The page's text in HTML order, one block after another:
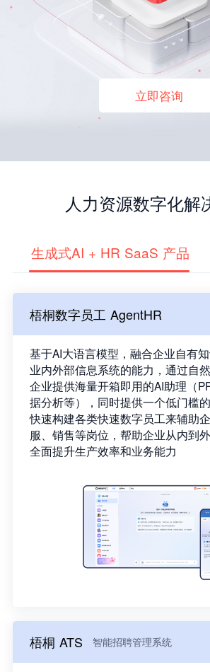
立即咨询
人力资源数字化解
生成式AI + HR SaaS 产品
梧桐数字员工 AgentHR
基于AI大语言模型，融合企业自有
业内外部信息系统的能力，通过自
企业提供海量开箱即用的AI助理（
据分析等），同时提供一个低门槛
快速构建各类快速数字员工来辅助
服、销售等岗位，帮助企业从内到
全面提升生产效率和业务能力
梧桐 ATS 智能招聘管理系统